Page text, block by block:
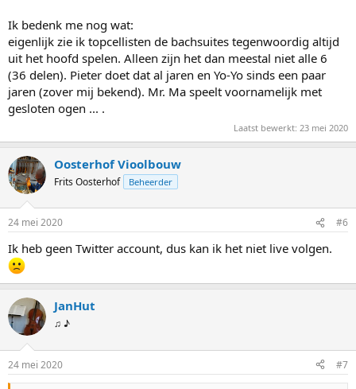
Ik bedenk me nog wat:
eigenlijk zie ik topcellisten de bachsuites tegenwoordig altijd
uit het hoofd spelen. Alleen zijn het dan meestal niet alle 6
(36 delen). Pieter doet dat al jaren en Yo-Yo sinds een paar
jaren (zover mij bekend). Mr. Ma speelt voornamelijk met
gesloten ogen ... .
Laatst bewerkt: 23 mei 2020
Oosterhof Vioolbouw
Frits Oosterhof Beheerder
24 mei 2020 #6
Ik heb geen Twitter account, dus kan ik het niet live volgen.
JanHut
♫ ♪
24 mei 2020 #7